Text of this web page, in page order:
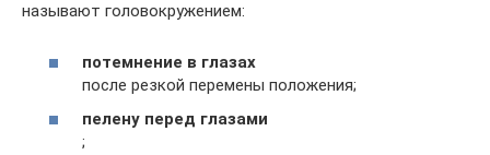
называют головокружением:
потемнение в глазах
после резкой перемены положения;
пелену перед глазами
;